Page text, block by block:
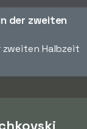
der zweiten
zweiten Halbzeit